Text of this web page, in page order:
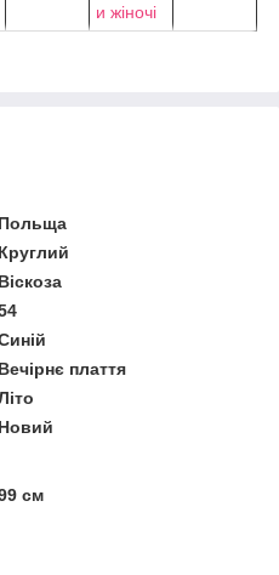
и жіночі
Польща
Круглий
Віскоза
Вечірнє плаття
Новий
см